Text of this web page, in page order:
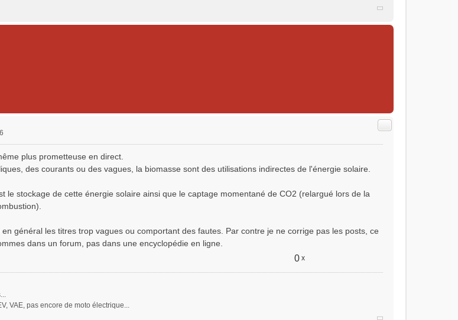
Citer
plus prometteuse en direct.
des courants ou des vagues, la biomasse sont des utilisations indirectes de l'énergie solaire.
le stockage de cette énergie solaire ainsi que le captage momentané de CO2 (relargué lors de la
général les titres trop vagues ou comportant des fautes. Par contre je ne corrige pas les posts, ce
dans un forum, pas dans une encyclopédie en ligne.
0 x
VAE, pas encore de moto électrique...